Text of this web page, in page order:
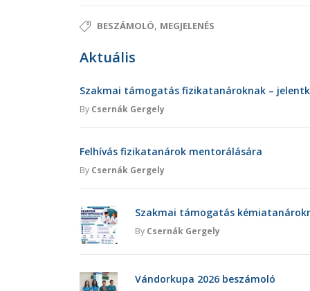
BESZÁMOLÓ, MEGJELENÉS
Aktuális
Szakmai támogatás fizikatanároknak –
By Csernák Gergely
Felhívás fizikatanárok mentorálására
By Csernák Gergely
Szakmai támogatás
By Csernák Gergely
Vándorkupa 2026 beszámoló